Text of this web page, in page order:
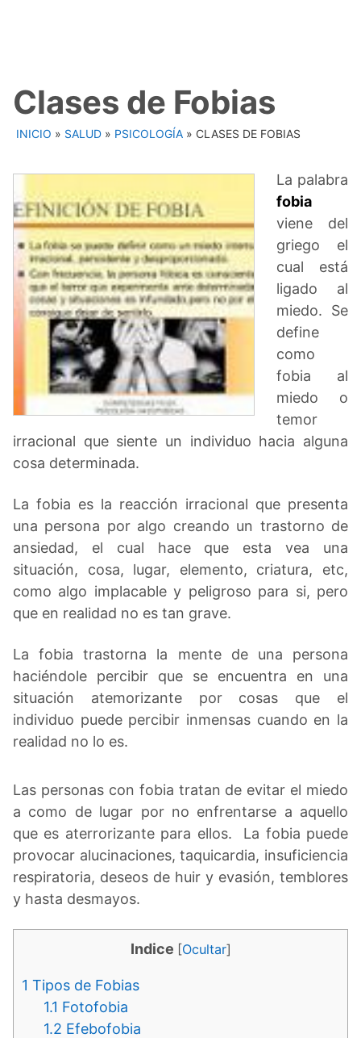
Clases de Fobias
INICIO » SALUD » PSICOLOGÍA » CLASES DE FOBIAS
La palabra
fobia
viene del
griego el
cual está
ligado al
miedo. Se
define
como
fobia al
miedo o
temor
irracional que siente un individuo hacia alguna
cosa determinada.
La fobia es la reacción irracional que presenta
una persona por algo creando un trastorno de
ansiedad, el cual hace que esta vea una
situación, cosa, lugar, elemento, criatura, etc,
como algo implacable y peligroso para si, pero
que en realidad no es tan grave.
La fobia trastorna la mente de una persona
haciéndole percibir que se encuentra en una
situación atemorizante por cosas que el
individuo puede percibir inmensas cuando en la
realidad no lo es.
Las personas con fobia tratan de evitar el miedo
a como de lugar por no enfrentarse a aquello
que es aterrorizante para ellos. La fobia puede
provocar alucinaciones, taquicardia, insuficiencia
respiratoria, deseos de huir y evasión, temblores
y hasta desmayos.
Indice [Ocultar]
1 Tipos de Fobias
1.1 Fotofobia
1.2 Efebofobia